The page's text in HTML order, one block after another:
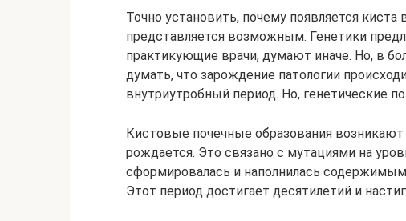
Точно установить, почему появляется
представляется возможным. Генетики
практикующие врачи, думают иначе. Но, в
думать, что зарождение патологии
внутриутробный период. Но, генетические
Кистовые почечные образования
рождается. Это связано с мутациями на
сформировалась и наполнилась
Этот период достигает десятилетий и